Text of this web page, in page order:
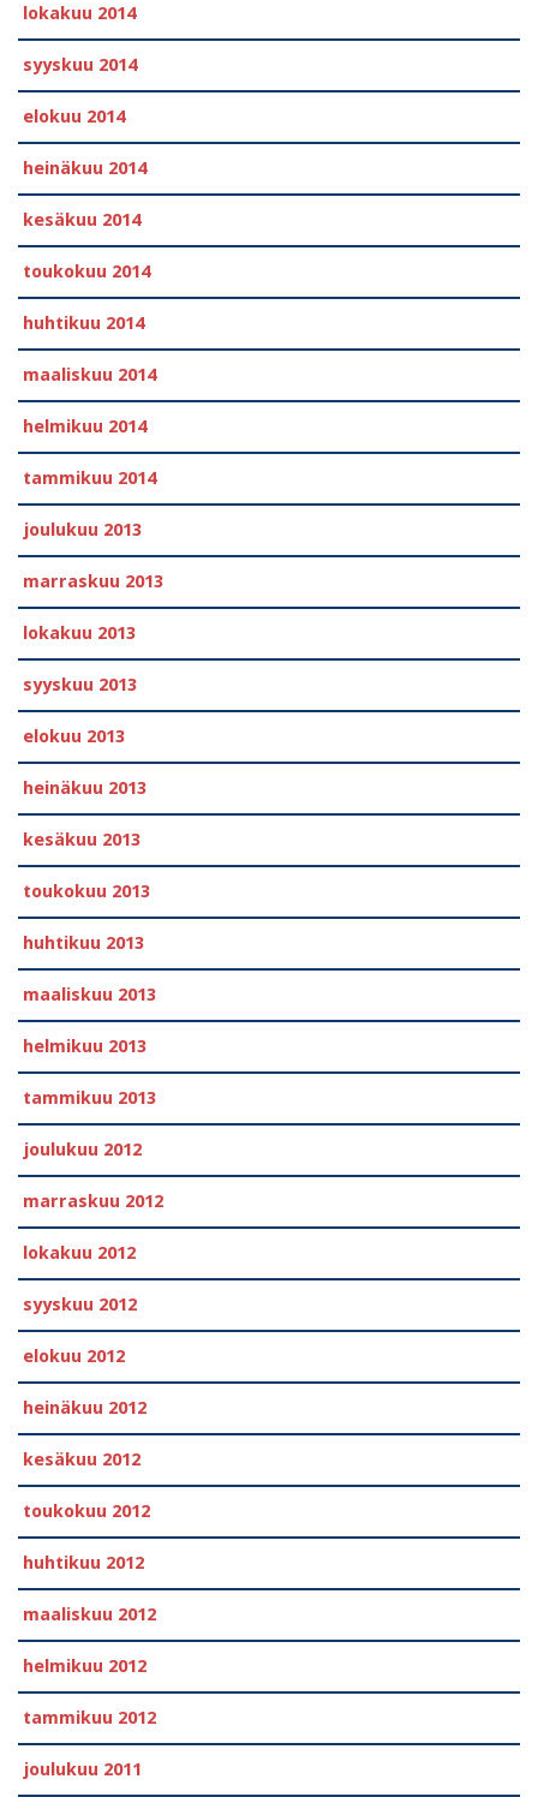
lokakuu 2014
syyskuu 2014
elokuu 2014
heinäkuu 2014
kesäkuu 2014
toukokuu 2014
huhtikuu 2014
maaliskuu 2014
helmikuu 2014
tammikuu 2014
joulukuu 2013
marraskuu 2013
lokakuu 2013
syyskuu 2013
elokuu 2013
heinäkuu 2013
kesäkuu 2013
toukokuu 2013
huhtikuu 2013
maaliskuu 2013
helmikuu 2013
tammikuu 2013
joulukuu 2012
marraskuu 2012
lokakuu 2012
syyskuu 2012
elokuu 2012
heinäkuu 2012
kesäkuu 2012
toukokuu 2012
huhtikuu 2012
maaliskuu 2012
helmikuu 2012
tammikuu 2012
joulukuu 2011